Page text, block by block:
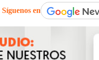
Síguenos en